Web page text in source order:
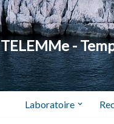
TELEMMe -
Laboratoire